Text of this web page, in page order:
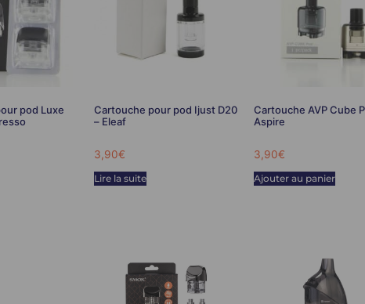
pod Luxe
Cartouche pour pod Ijust D20
– Eleaf
3,90€
Lire la suite
Cartouche AVP Cube
Aspire
3,90€
Ajouter au panier